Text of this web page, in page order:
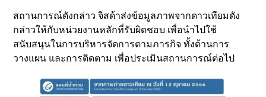
สถานการณ์ดังกล่าว จิสด้าส่งข้อมูลภาพจากดาวเทียมดัง
กล่าวให้กับหน่วยงานหลักที่รับผิดชอบ เพื่อนำไปใช้
สนับสนุนในการบริหารจัดการตามภารกิจ ทั้งด้านการ
วางแผน และการติดตาม เพื่อประเมินสถานการณ์ต่อไป